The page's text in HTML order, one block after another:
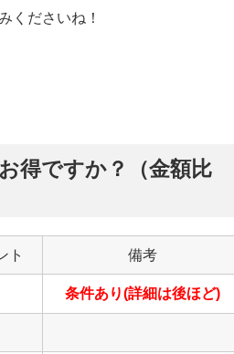
くださいね！
得ですか？（金額比
ト 備考
条件あり(詳細は後ほど)